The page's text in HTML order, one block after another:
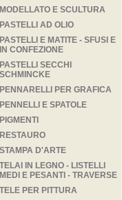
MODELLATO E SCULTURA
PASTELLI AD OLIO
PASTELLI E MATITE - SFUSI E
IN CONFEZIONE
PASTELLI SECCHI
SCHMINCKE
PENNARELLI PER GRAFICA
PENNELLI E SPATOLE
PIGMENTI
RESTAURO
STAMPA D'ARTE
TELAI IN LEGNO - LISTELLI
MEDI E PESANTI - TRAVERSE
TELE PER PITTURA